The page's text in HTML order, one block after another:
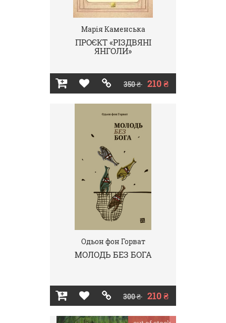
Марія Каменська
ПРОЄКТ «РІЗДВЯНІ
ЯНГОЛИ»
350 ₴ 210 ₴
Одьон фон Горват
МОЛОДЬ БЕЗ БОГА
300 ₴ 210 ₴